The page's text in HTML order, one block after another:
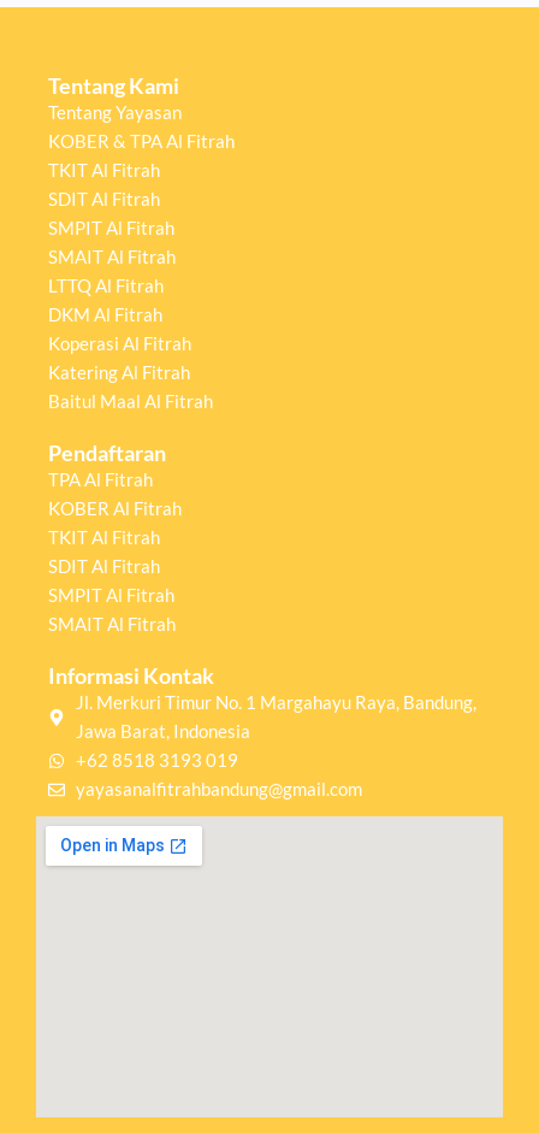
Tentang Kami
Tentang Yayasan
KOBER & TPA Al Fitrah
TKIT Al Fitrah
SDIT Al Fitrah
SMPIT Al Fitrah
SMAIT Al Fitrah
LTTQ Al Fitrah
DKM Al Fitrah
Koperasi Al Fitrah
Katering Al Fitrah
Baitul Maal Al Fitrah
Pendaftaran
TPA Al Fitrah
KOBER Al Fitrah
TKIT Al Fitrah
SDIT Al Fitrah
SMPIT Al Fitrah
SMAIT Al Fitrah
Informasi Kontak
Jl. Merkuri Timur No. 1 Margahayu Raya, Bandung,
Jawa Barat, Indonesia
+62 8518 3193 019
yayasanalfitrahbandung@gmail.com